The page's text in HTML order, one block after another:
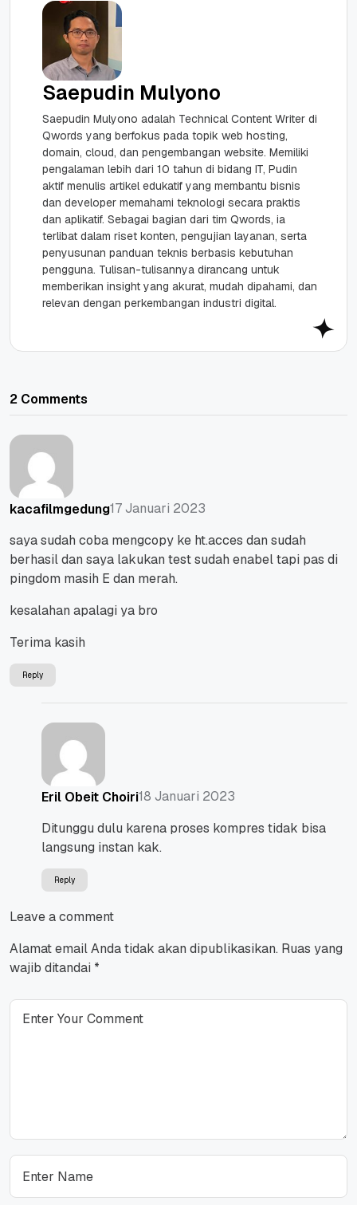
Saepudin Mulyono
Saepudin Mulyono adalah Technical Content Writer di
Qwords yang berfokus pada topik web hosting,
domain, cloud, dan pengembangan website. Memiliki
pengalaman lebih dari 10 tahun di bidang IT, Pudin
aktif menulis artikel edukatif yang membantu bisnis
dan developer memahami teknologi secara praktis
dan aplikatif. Sebagai bagian dari tim Qwords, ia
terlibat dalam riset konten, pengujian layanan, serta
penyusunan panduan teknis berbasis kebutuhan
pengguna. Tulisan-tulisannya dirancang untuk
memberikan insight yang akurat, mudah dipahami, dan
relevan dengan perkembangan industri digital.
2 Comments
kacafilmgedung17 Januari 2023
saya sudah coba mengcopy ke ht.acces dan sudah
berhasil dan saya lakukan test sudah enabel tapi pas di
pingdom masih E dan merah.
kesalahan apalagi ya bro
Terima kasih
Reply
Eril Obeit Choiri18 Januari 2023
Ditunggu dulu karena proses kompres tidak bisa
langsung instan kak.
Reply
Leave a comment
Alamat email Anda tidak akan dipublikasikan. Ruas yang
wajib ditandai *